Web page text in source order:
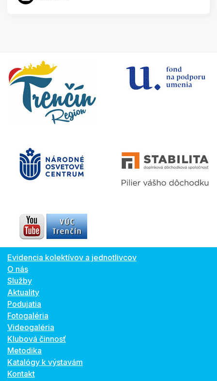
Evidencia kolektívov a jednotlivcov
O nás
Služby
Aktuality
Podujatia
Fotogaléria
Videogaléria
Klubová činnosť
Metodika
Katalógy k výstavám
Kontakt